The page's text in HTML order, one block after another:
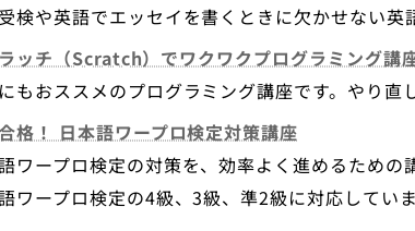
検や英語でエッセイを書くときに欠かせない英
ッチ（Scratch）でワクワクプログラミング講
もおススメのプログラミング講座です。やり直
格！ 日本語ワープロ検定対策講座
ワープロ検定の対策を、効率よく進めるための
ワープロ検定の4級、3級、準2級に対応していま